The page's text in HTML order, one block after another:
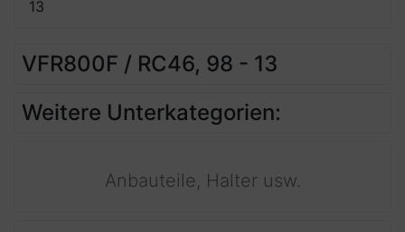
13
VFR800F / RC46, 98 - 13
Weitere Unterkategorien:
Anbauteile, Halter usw.